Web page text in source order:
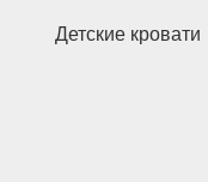
Детские кровати